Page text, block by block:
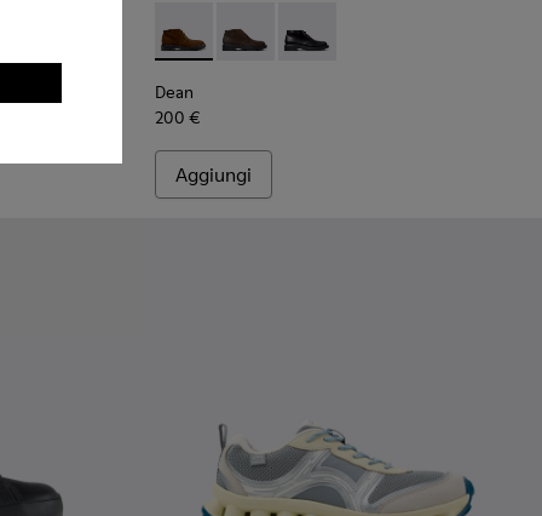
in pelle bordeaux da Uomo.Dean - K300493-007 - Stivaletti in
Dean - K300493-006
Dean - K300493-001
Dean
200 €
Aggiungi